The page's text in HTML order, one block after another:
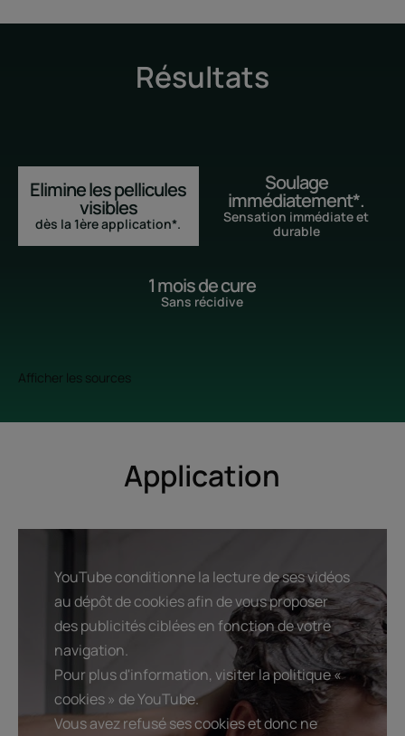
Résultats
Elimine les pellicules
visibles
dès la 1ère application*.
Soulage
immédiatement*.
Sensation immédiate et
durable
1 mois de cure
Sans récidive
Afficher les sources
Application
YouTube conditionne la lecture de ses vidéos
au dépôt de cookies afin de vous proposer
des publicités ciblées en fonction de votre
navigation.
Pour plus d'information, visiter la politique «
cookies » de YouTube.
Vous avez refusé ses cookies et donc ne